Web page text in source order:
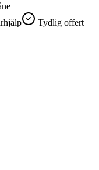
Tydlig offert